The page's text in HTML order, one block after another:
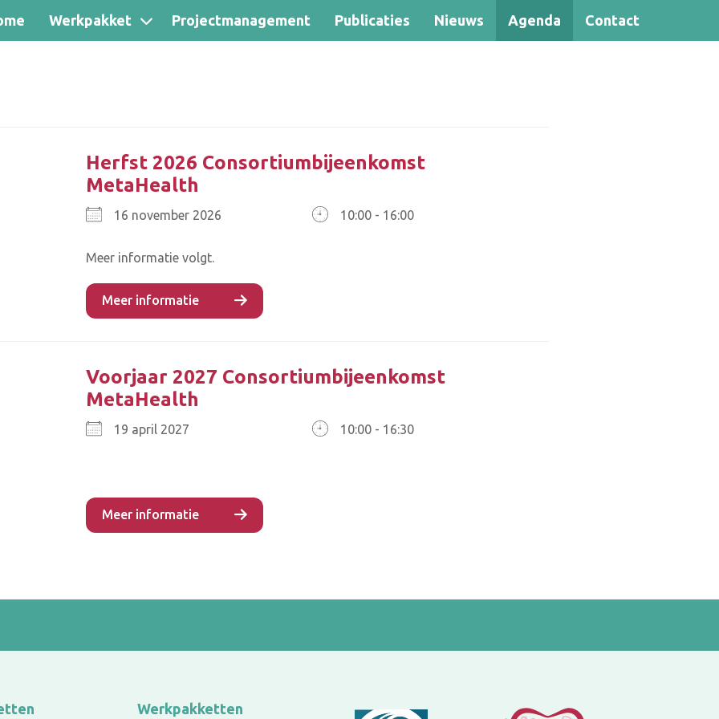
Werkpakket Projectmanagement Publicaties Nieuws Agenda Contact
Herfst 2026 Consortiumbijeenkomst
MetaHealth
16 2026 10:00 - 16:00
Meer informatie volgt.
Meer informatie
Voorjaar 2027 Consortiumbijeenkomst
MetaHealth
19 2027 10:00 - 16:30
Meer informatie
Werkpakketten